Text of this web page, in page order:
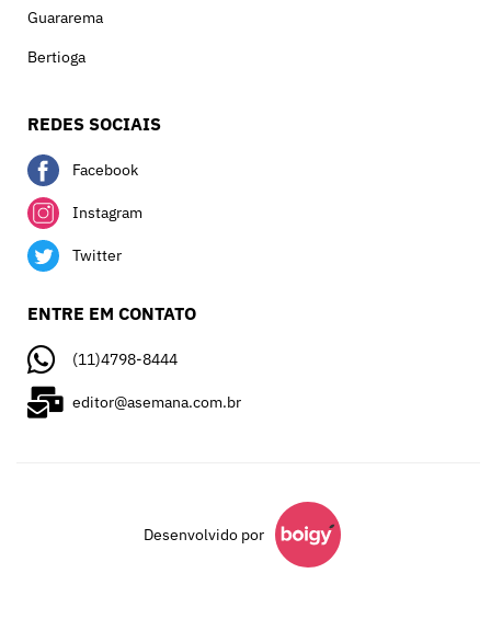
Guararema
Bertioga
REDES SOCIAIS
Facebook
Instagram
Twitter
ENTRE EM CONTATO
(11)4798-8444
editor@asemana.com.br
Desenvolvido por